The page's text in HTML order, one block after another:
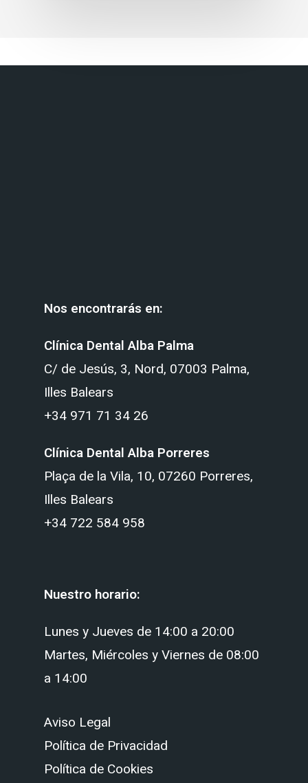
Nos encontrarás en:
Clínica Dental Alba Palma
C/ de Jesús, 3, Nord, 07003 Palma,
Illes Balears
+34 971 71 34 26
Clínica Dental Alba Porreres
Plaça de la Vila, 10, 07260 Porreres,
Illes Balears
+34 722 584 958‬
Nuestro horario:
Lunes y Jueves de 14:00 a 20:00
Martes, Miércoles y Viernes de 08:00
a 14:00
Aviso Legal
Política de Privacidad
Política de Cookies